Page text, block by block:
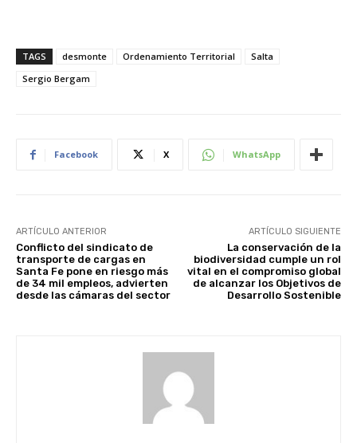
TAGS desmonte Ordenamiento Territorial
Salta
Sergio Bergam
Facebook X WhatsApp
ARTÍCULO ANTERIOR
Conflicto del sindicato de
transporte de cargas en
Santa Fe pone en riesgo más
de 34 mil empleos, advierten
desde las cámaras del sector
ARTÍCULO SIGUIENTE
La conservación de la
biodiversidad cumple un rol
vital en el compromiso global
de alcanzar los Objetivos de
Desarrollo Sostenible